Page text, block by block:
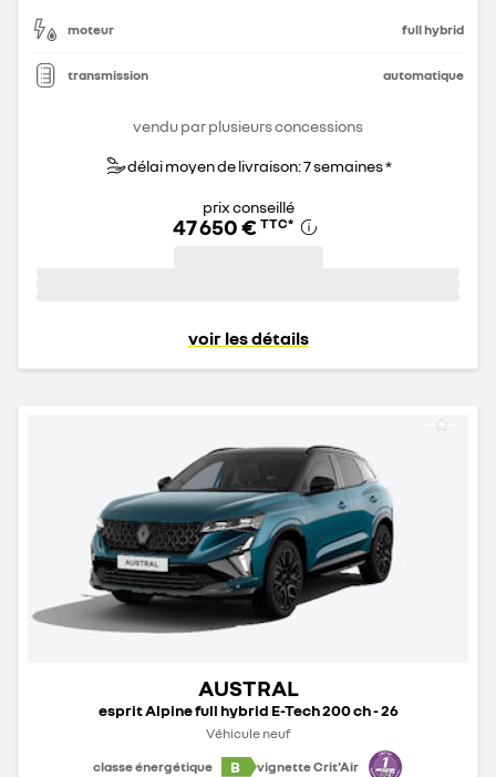
moteur full hybrid
transmission automatique
vendu par plusieurs concessions
délai moyen de livraison: 7 semaines *
prix conseillé
47 650 € TTC*
voir les détails
AUSTRAL
esprit Alpine full hybrid E-Tech 200 ch - 26
Véhicule neuf
classe énergétique
B vignette Crit'Air